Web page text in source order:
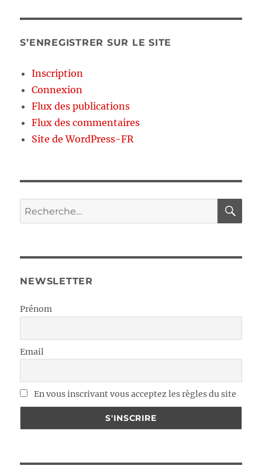
S’ENREGISTRER SUR LE SITE
Inscription
Connexion
Flux des publications
Flux des commentaires
Site de WordPress-FR
Recherche
pour :
NEWSLETTER
Prénom
Email
En vous inscrivant vous acceptez les règles du site